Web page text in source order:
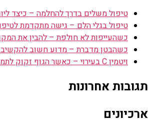
טיפול משלים בדרך להחלמה – כיצד
טיפול בגלי הלם – גישה מתקדמת
כשהעייפות לא חולפת – להבין את
כשהבטן מדברת – מדוע חשוב להקשיב
ויטמין C בעירוי – כאשר הגוף זקוק לתמיכה מדויקת יותר
תגובות אחרונות
ארכיונים